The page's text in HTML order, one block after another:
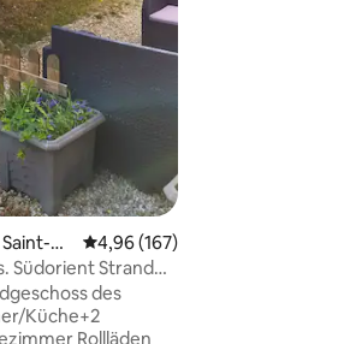
G
Durchschnittliche Bewertung:
4,96 (167)
Südorient Strand
des
Küche+2
Rollläden